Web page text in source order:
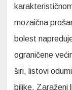
mozaična
bolest
ograničene
širi, listovi
biljke. Zaraženi